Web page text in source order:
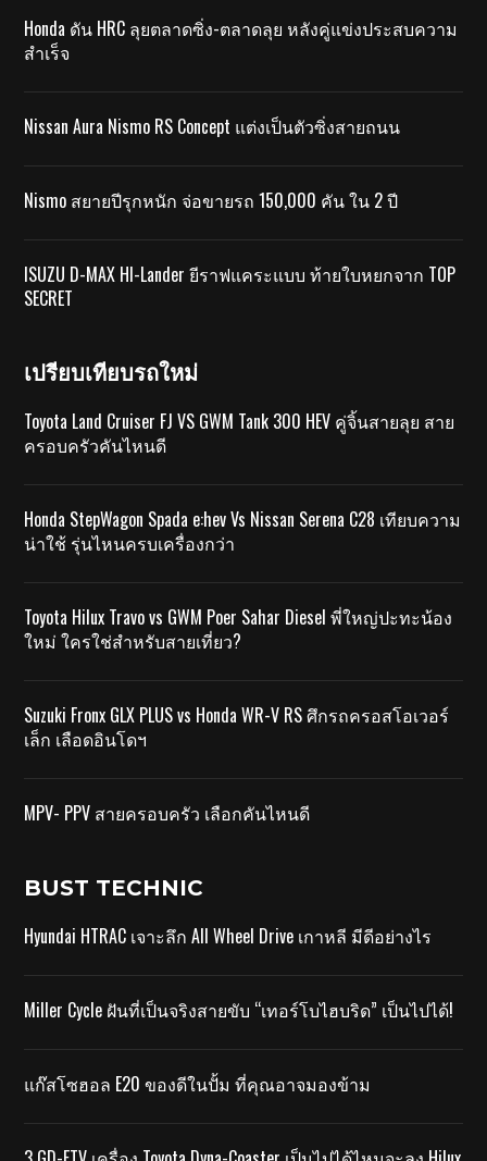
Honda ดัน HRC ลุยตลาดซิ่ง-ตลาดลุย หลังคู่แข่งประสบความ
สำเร็จ
Nissan Aura Nismo RS Concept แต่งเป็นตัวซิ่งสายถนน
Nismo สยายปีรุกหนัก จ่อขายรถ 150,000 คัน ใน 2 ปี
ISUZU D-MAX HI-Lander ยีราฟแคระแบบ ท้ายใบหยกจาก TOP
SECRET
เปรียบเทียบรถใหม่
Toyota Land Cruiser FJ VS GWM Tank 300 HEV คู่จิ้นสายลุย สาย
ครอบครัวคันไหนดี
Honda StepWagon Spada e:hev Vs Nissan Serena C28 เทียบความ
น่าใช้ รุ่นไหนครบเครื่องกว่า
Toyota Hilux Travo vs GWM Poer Sahar Diesel พี่ใหญ่ปะทะน้อง
ใหม่ ใครใช่สำหรับสายเที่ยว?
Suzuki Fronx GLX PLUS vs Honda WR-V RS ศึกรถครอสโอเวอร์
เล็ก เลือดอินโดฯ
MPV- PPV สายครอบครัว เลือกคันไหนดี
BUST TECHNIC
Hyundai HTRAC เจาะลึก All Wheel Drive เกาหลี มีดีอย่างไร
Miller Cycle ฝันที่เป็นจริงสายขับ “เทอร์โบไฮบริด” เป็นไปได้!
แก๊สโซฮอล E20 ของดีในปั้ม ที่คุณอาจมองข้าม